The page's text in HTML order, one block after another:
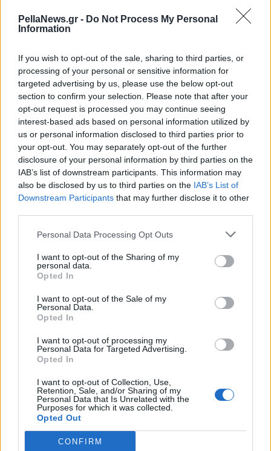
PellaNews.gr - Do Not Process My Personal
Information
If you wish to opt-out of the sale, sharing to third parties, or
processing of your personal or sensitive information for
targeted advertising by us, please use the below opt-out
section to confirm your selection. Please note that after your
opt-out request is processed you may continue seeing
interest-based ads based on personal information utilized by
us or personal information disclosed to third parties prior to
your opt-out. You may separately opt-out of the further
disclosure of your personal information by third parties on the
IAB’s list of downstream participants. This information may
also be disclosed by us to third parties on the IAB’s List of
Downstream Participants that may further disclose it to other
Personal Data Processing Opt Outs
I want to opt-out of the Sharing of my
personal data.
Opted In
I want to opt-out of the Sale of my
Personal Data.
Opted In
I want to opt-out of processing my
Personal Data for Targeted Advertising.
Opted In
I want to opt-out of Collection, Use,
Retention, Sale, and/or Sharing of my
Personal Data that Is Unrelated with the
Purposes for which it was collected.
Opted Out
CONFIRM
09 Ιανουαρίου 2025
Αλκη Καμπανού ο
Αλέξης Κούγιας
«Στεναχωρήθηκαν που
περαστικά σας και τα
υπόλοιπα στο
02 Ιανουαρίου 2025
τον Λουτσέσκου για